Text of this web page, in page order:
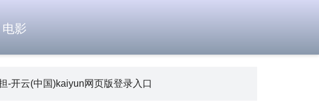
电影
-开云(中国)kaiyun网页版登录入口